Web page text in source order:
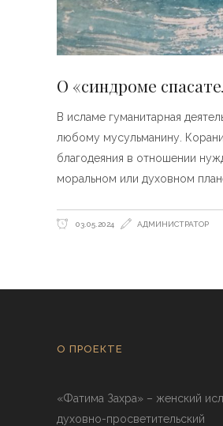
О «синдроме
В исламе гуманитарная
любому мусульманину.
благодеяния в отношении
моральном или духовном
03.05.2024 АДМИНИСТРАТОР
О ПРОЕКТЕ
«Фатима Захра» – женский
духовно-просветительский